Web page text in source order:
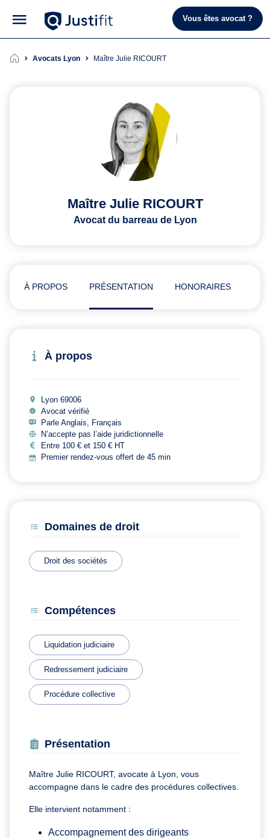
Vous êtes avocat ?
Avocats Lyon Maître Julie RICOURT
Maître Julie RICOURT
Avocat du barreau de Lyon
À PROPOS PRÉSENTATION HONORAIRES
À propos
Lyon 69006
Avocat vérifié
Parle Anglais, Français
N’accepte pas l’aide juridictionnelle
Entre 100 € et 150 € HT
Premier rendez-vous offert de 45 min
Domaines de droit
Droit des sociétés
Compétences
Liquidation judiciaire
Redressement judiciaire
Procédure collective
Présentation
Maître Julie RICOURT, avocate à Lyon, vous
accompagne dans le cadre des procédures collectives.
Elle intervient notamment :
Accompagnement des dirigeants